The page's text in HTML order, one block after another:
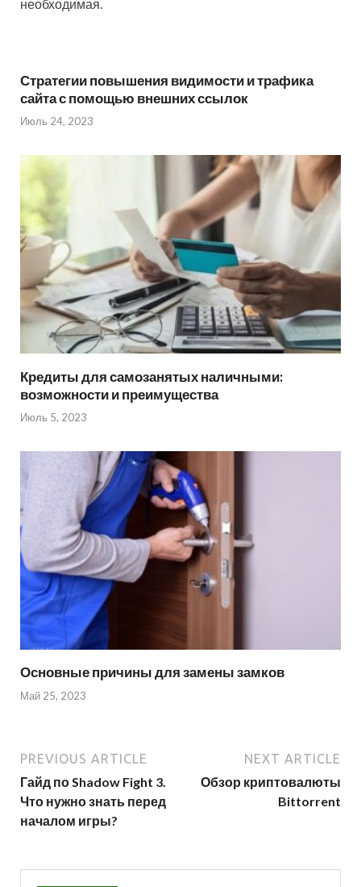
необходимая.
Стратегии повышения видимости и трафика
сайта с помощью внешних ссылок
Июль 24, 2023
Кредиты для самозанятых наличными:
возможности и преимущества
Июль 5, 2023
Основные причины для замены замков
Май 25, 2023
PREVIOUS ARTICLE
Гайд по Shadow Fight 3.
Что нужно знать перед
началом игры?
NEXT ARTICLE
Обзор криптовалюты
Bittorrent